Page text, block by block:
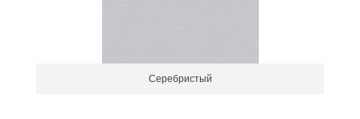
Серебристый